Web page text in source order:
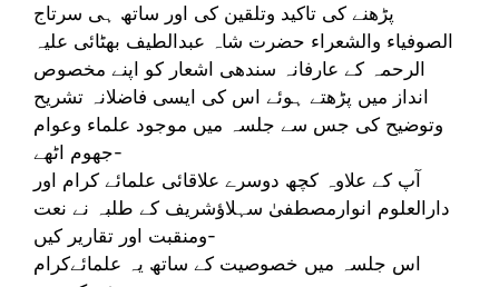
پڑھنے کی تاکید وتلقین کی اور ساتھ ہی سرتاج
الصوفیاء والشعراء حضرت شاہ عبدالطیف بھٹائی علیہ
الرحمہ کے عارفانہ سندھی اشعار کو اپنے مخصوص
انداز میں پڑھتے ہوئے اس کی ایسی فاضلانہ تشریح
وتوضیح کی جس سے جلسہ میں موجود علماء وعوام
جھوم اٹھے-
آپ کے علاوہ کچھ دوسرے علاقائی علمائے کرام اور
دارالعلوم انوارمصطفیٰ سہلاؤشریف کے طلبہ نے نعت
ومنقبت اور تقاریر کیں-
اس جلسہ میں خصوصیت کے ساتھ یہ علمائےکرام